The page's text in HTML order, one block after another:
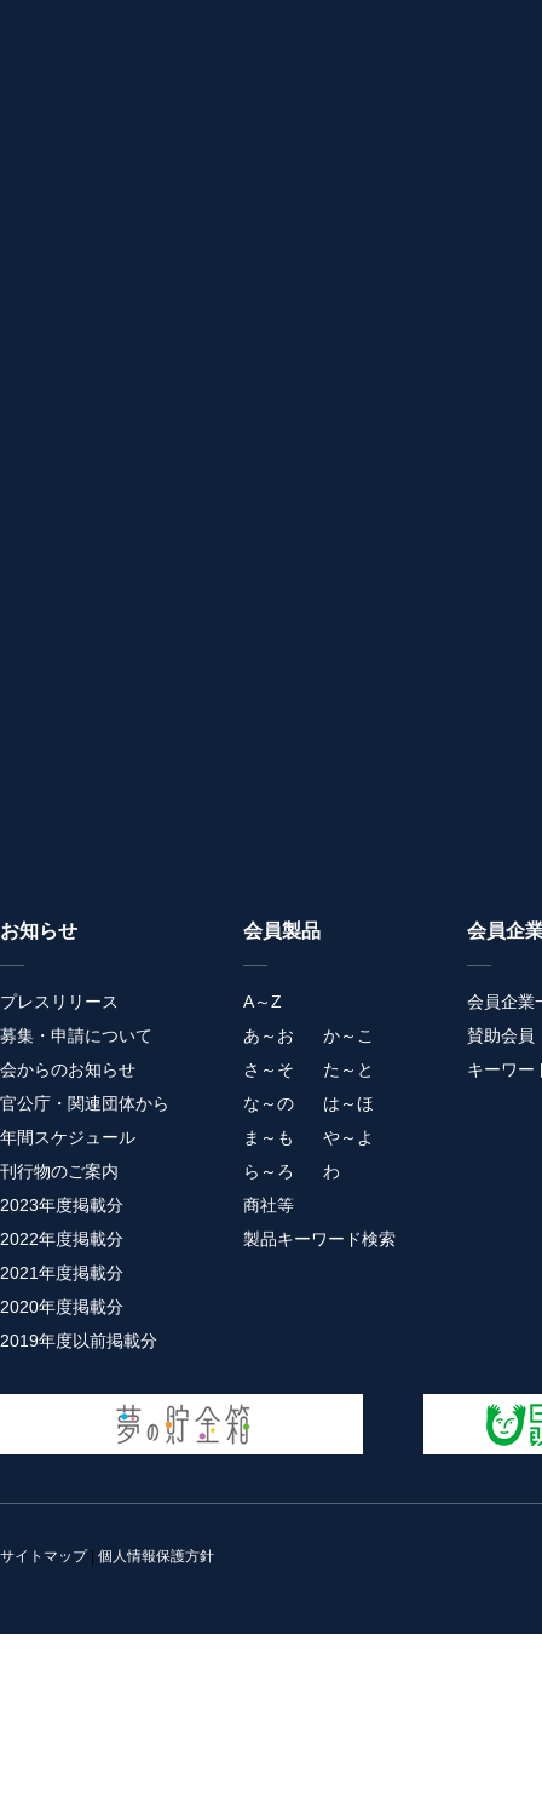
お知らせ
プレスリリース
募集・申請について
会からのお知らせ
官公庁・関連団体から
年間スケジュール
刊行物のご案内
2023年度掲載分
2022年度掲載分
2021年度掲載分
2020年度掲載分
2019年度以前掲載分
会員製品
A～Z
あ～お
か～こ
さ～そ
た～と
な～の
は～ほ
ま～も
や～よ
ら～ろ
わ
商社等
製品キーワード検索
会員企
会員企業
賛助会員
キーワー
サイトマップ| 個人情報保護方針